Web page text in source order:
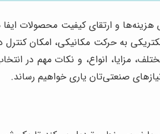
و ارتقای کیفیت محصولات
به حرکت مکانیکی، امکان کنترل
مزایا، انواع، و نکات مهم در
صنعتی‌تان یاری خواهیم رساند.